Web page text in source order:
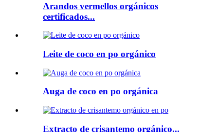
Arandos vermellos orgánicos
certificados...
Leite de coco en po orgánico
Auga de coco en po orgánica
Extracto de crisantemo orgánico...